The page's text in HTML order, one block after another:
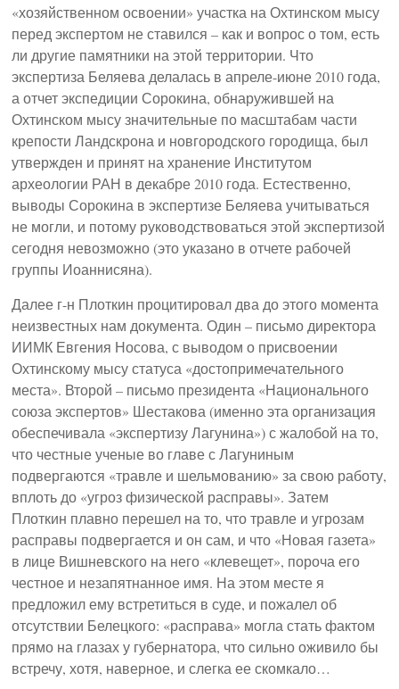
«хозяйственном освоении» участка на Охтинском мысу
перед экспертом не ставился – как и вопрос о том, есть
ли другие памятники на этой территории. Что
экспертиза Беляева делалась в апреле-июне 2010 года,
а отчет экспедиции Сорокина, обнаружившей на
Охтинском мысу значительные по масштабам части
крепости Ландскрона и новгородского городища, был
утвержден и принят на хранение Институтом
археологии РАН в декабре 2010 года. Естественно,
выводы Сорокина в экспертизе Беляева учитываться
не могли, и потому руководствоваться этой экспертизой
сегодня невозможно (это указано в отчете рабочей
группы Иоаннисяна).
Далее г-н Плоткин процитировал два до этого момента
неизвестных нам документа. Один – письмо директора
ИИМК Евгения Носова, с выводом о присвоении
Охтинскому мысу статуса «достопримечательного
места». Второй – письмо президента «Национального
союза экспертов» Шестакова (именно эта организация
обеспечивала «экспертизу Лагунина») с жалобой на то,
что честные ученые во главе с Лагуниным
подвергаются «травле и шельмованию» за свою работу,
вплоть до «угроз физической расправы». Затем
Плоткин плавно перешел на то, что травле и угрозам
расправы подвергается и он сам, и что «Новая газета»
в лице Вишневского на него «клевещет», пороча его
честное и незапятнанное имя. На этом месте я
предложил ему встретиться в суде, и пожалел об
отсутствии Белецкого: «расправа» могла стать фактом
прямо на глазах у губернатора, что сильно оживило бы
встречу, хотя, наверное, и слегка ее скомкало…